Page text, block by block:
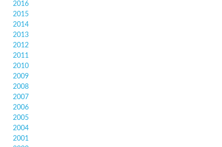
2016
2015
2014
2013
2012
2011
2010
2009
2008
2007
2006
2005
2004
2001